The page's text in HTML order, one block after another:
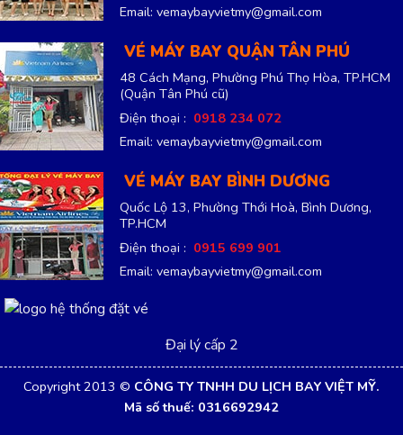
Email: vemaybayvietmy@gmail.com
VÉ MÁY BAY QUẬN TÂN PHÚ
48 Cách Mạng, Phường Phú Thọ Hòa, TP.HCM
(Quận Tân Phú cũ)
Điện thoại : 0918 234 072
Email: vemaybayvietmy@gmail.com
VÉ MÁY BAY BÌNH DƯƠNG
Quốc Lộ 13, Phường Thới Hoà, Bình Dương,
TP.HCM
Điện thoại : 0915 699 901
Email: vemaybayvietmy@gmail.com
Đại lý cấp 2
Copyright 2013 © CÔNG TY TNHH DU LỊCH BAY VIỆT MỸ.
Mã số thuế: 0316692942